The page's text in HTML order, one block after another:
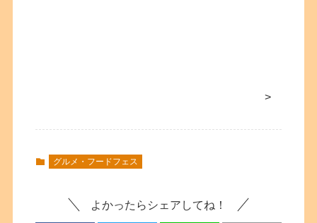
>
グルメ・フードフェス
よかったらシェアしてね！